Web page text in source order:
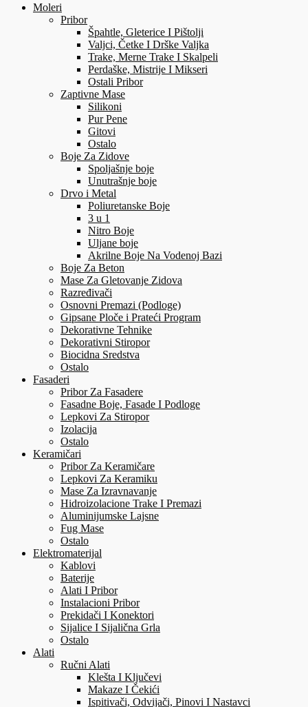
Moleri
Pribor
Špahtle, Gleterice I Pištolji
Valjci, Četke I Drške Valjka
Trake, Merne Trake I Skalpeli
Perdaške, Mistrije I Mikseri
Ostali Pribor
Zaptivne Mase
Silikoni
Pur Pene
Gitovi
Ostalo
Boje Za Zidove
Spoljašnje boje
Unutrašnje boje
Drvo i Metal
Poliuretanske Boje
3 u 1
Nitro Boje
Uljane boje
Akrilne Boje Na Vodenoj Bazi
Boje Za Beton
Mase Za Gletovanje Zidova
Razređivači
Osnovni Premazi (Podloge)
Gipsane Ploče i Prateći Program
Dekorativne Tehnike
Dekorativni Stiropor
Biocidna Sredstva
Ostalo
Fasaderi
Pribor Za Fasadere
Fasadne Boje, Fasade I Podloge
Lepkovi Za Stiropor
Izolacija
Ostalo
Keramičari
Pribor Za Keramičare
Lepkovi Za Keramiku
Mase Za Izravnavanje
Hidroizolacione Trake I Premazi
Aluminijumske Lajsne
Fug Mase
Ostalo
Elektromaterijal
Kablovi
Baterije
Alati I Pribor
Instalacioni Pribor
Prekidači I Konektori
Sijalice I Sijalična Grla
Ostalo
Alati
Ručni Alati
Klešta I Ključevi
Makaze I Čekići
Ispitivači, Odvijači, Pinovi I Nastavci